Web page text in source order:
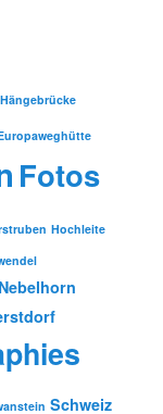
Fotos
Hochleite
Nebelhorn
Schweiz